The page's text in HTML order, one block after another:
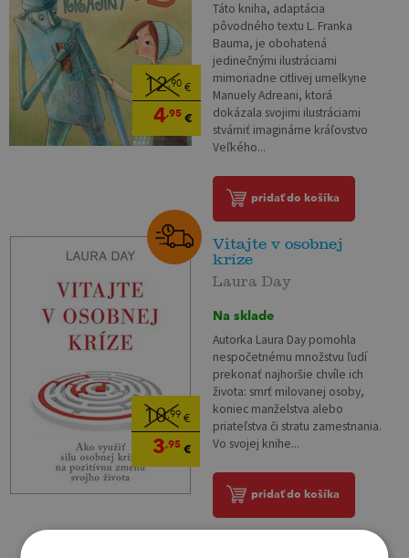
12,90€
4,95€
Táto kniha, adaptácia
pôvodného textu L. Franka
Bauma, je obohatená
jedinečnými ilustráciami
mimoriadne citlivej umelkyne
Manuely Adreani, ktorá
dokázala svojimi ilustráciami
stvárniť imaginárne kráľovstvo
Veľkého...
pridať do košíka
10,99 €
3,95€
Vitajte v osobnej
kríze
Laura Day
Na sklade
Autorka Laura Day pomohla
nespočetnému množstvu ľudí
prekonať najhoršie chvíle ich
života: smrť milovanej osoby,
koniec manželstva alebo
priateľstva či stratu zamestnania.
Vo svojej knihe...
pridať do košíka